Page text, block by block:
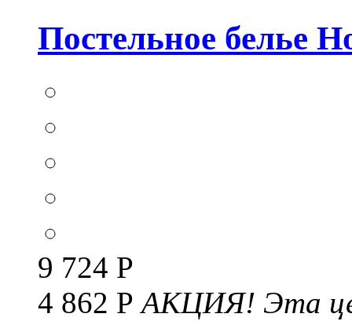
Постельное белье
9 724 Р
4 862 РАКЦИЯ! Эта